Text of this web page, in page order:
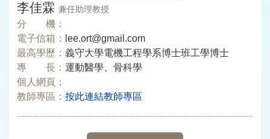
李佳霖 兼任助理教授
分 機：
電子信箱：
lee.ort@gmail.com
最高學歷： 義守大學電機工程學系博士班工學博士
專 長： 運動醫學、骨科學
個人網頁：
教師專區： 按此連結教師專區